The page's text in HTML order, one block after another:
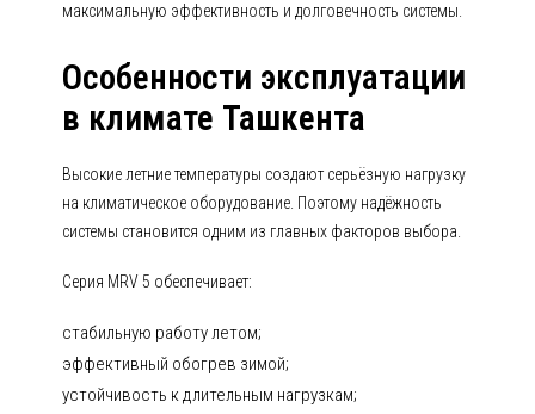
максимальную эффективность и долговечность системы.
Особенности эксплуатации
в климате Ташкента
Высокие летние температуры создают серьёзную нагрузку
на климатическое оборудование. Поэтому надёжность
системы становится одним из главных факторов выбора.
Серия MRV 5 обеспечивает:
стабильную работу летом;
эффективный обогрев зимой;
устойчивость к длительным нагрузкам;